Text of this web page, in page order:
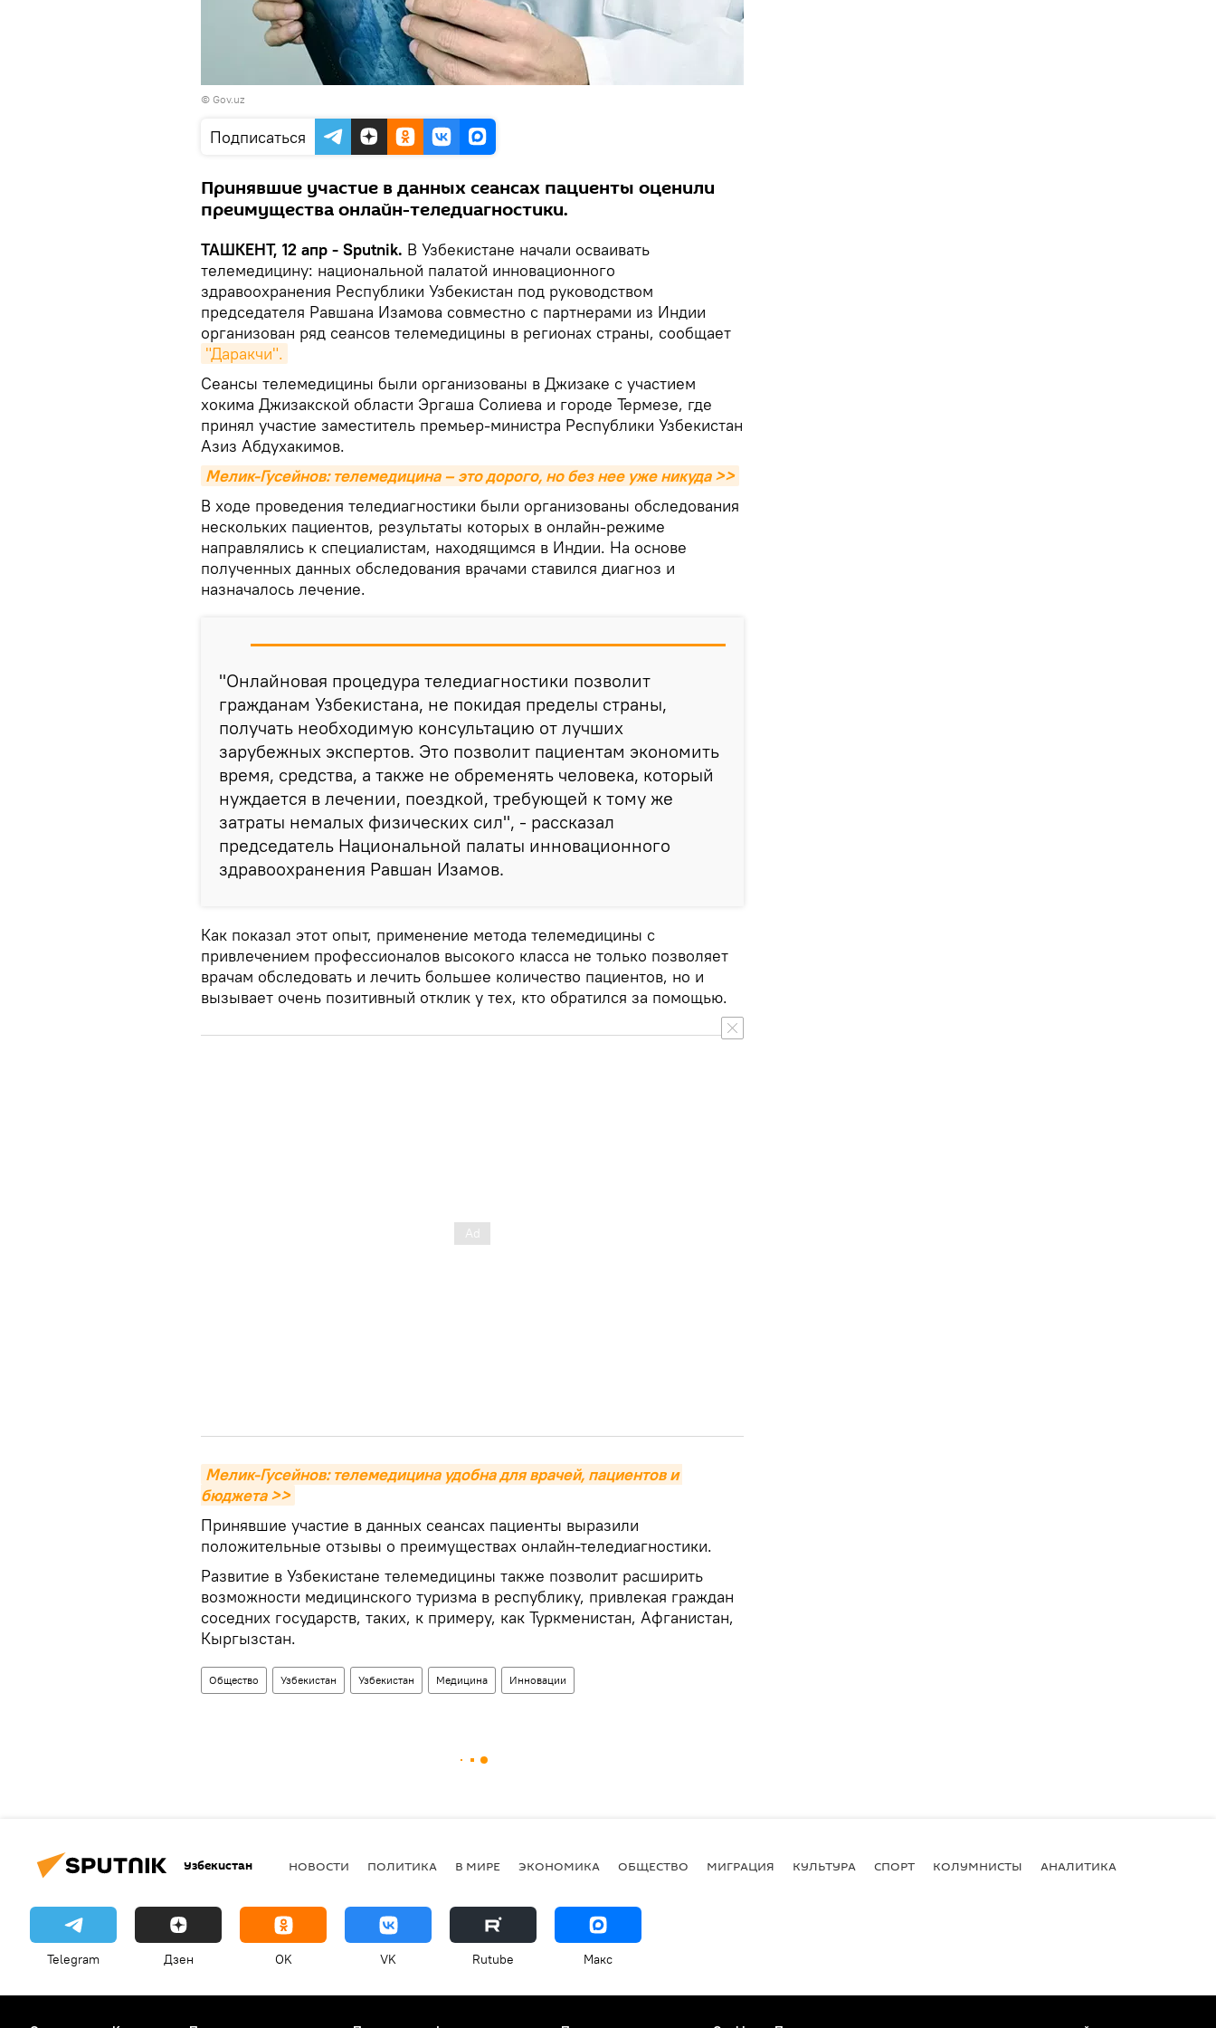
© Gov.uz
Подписаться
Принявшие участие в данных сеансах пациенты оценили
преимущества онлайн-теледиагностики.
ТАШКЕНТ, 12 апр - Sputnik. В Узбекистане начали осваивать
телемедицину: национальной палатой инновационного
здравоохранения Республики Узбекистан под руководством
председателя Равшана Изамова совместно с партнерами из Индии
организован ряд сеансов телемедицины в регионах страны, сообщает
"Даракчи".
Сеансы телемедицины были организованы в Джизаке с участием
хокима Джизакской области Эргаша Солиева и городе Термезе, где
принял участие заместитель премьер-министра Республики Узбекистан
Азиз Абдухакимов.
Мелик-Гусейнов: телемедицина – это дорого, но без нее уже никуда >>
В ходе проведения теледиагностики были организованы обследования
нескольких пациентов, результаты которых в онлайн-режиме
направлялись к специалистам, находящимся в Индии. На основе
полученных данных обследования врачами ставился диагноз и
назначалось лечение.
"Онлайновая процедура теледиагностики позволит
гражданам Узбекистана, не покидая пределы страны,
получать необходимую консультацию от лучших
зарубежных экспертов. Это позволит пациентам экономить
время, средства, а также не обременять человека, который
нуждается в лечении, поездкой, требующей к тому же
затраты немалых физических сил", - рассказал
председатель Национальной палаты инновационного
здравоохранения Равшан Изамов.
Как показал этот опыт, применение метода телемедицины с
привлечением профессионалов высокого класса не только позволяет
врачам обследовать и лечить большее количество пациентов, но и
вызывает очень позитивный отклик у тех, кто обратился за помощью.
Мелик-Гусейнов: телемедицина удобна для врачей, пациентов и
бюджета >>
Принявшие участие в данных сеансах пациенты выразили
положительные отзывы о преимуществах онлайн-теледиагностики.
Развитие в Узбекистане телемедицины также позволит расширить
возможности медицинского туризма в республику, привлекая граждан
соседних государств, таких, к примеру, как Туркменистан, Афганистан,
Кыргызстан.
Общество Узбекистан Узбекистан Медицина Инновации
Узбекистан НОВОСТИ ПОЛИТИКА В МИРЕ ЭКОНОМИКА ОБЩЕСТВО МИГРАЦИЯ КУЛЬТУРА СПОРТ КОЛУМНИСТЫ АНАЛИТИКА
Telegram Дзен OK VK Rutube Макс